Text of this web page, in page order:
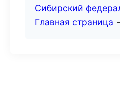
Сибирский
Главная страница